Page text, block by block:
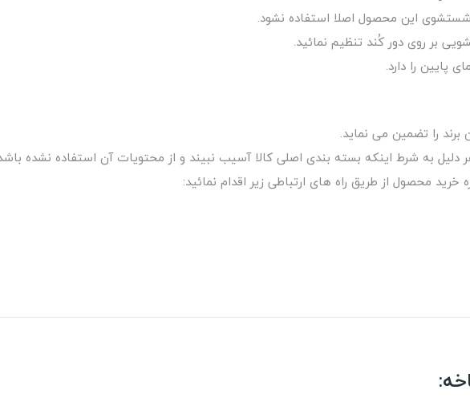
این محصول اصلا استفاده نشود.
بر روی دور کُند تنظیم نمائید.
پایین را دارد.
را تضمین می نماید.
محصول از طریق راه های ارتباطی زیر اقدام نمائید: